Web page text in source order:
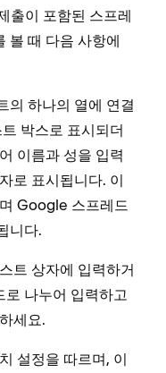
출이 포함된 스프레
볼 때 다음 사항에
의 하나의 열에 연결
박스로 표시되더
이름과 성을 입력
로 표시됩니다. 이
Google 스프레드
니다.
트 상자에 입력하거
로 나누어 입력하고
세요.
설정을 따르며, 이